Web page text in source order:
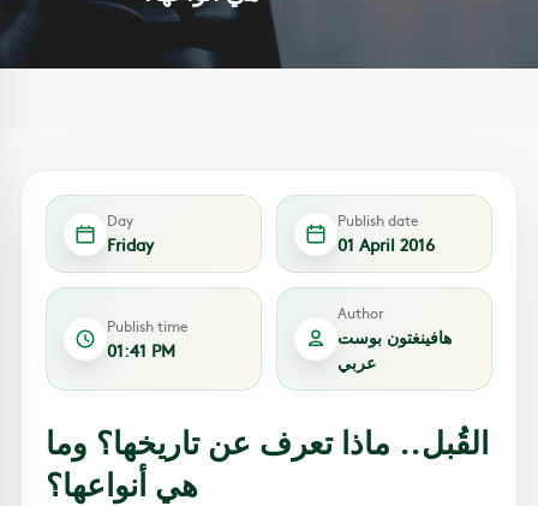
Day
Friday
Publish date
01 April 2016
Publish time
01:41 PM
Author
هافينغتون بوست
عربي
القُبل.. ماذا تعرف عن تاريخها؟ وما
هي أنواعها؟